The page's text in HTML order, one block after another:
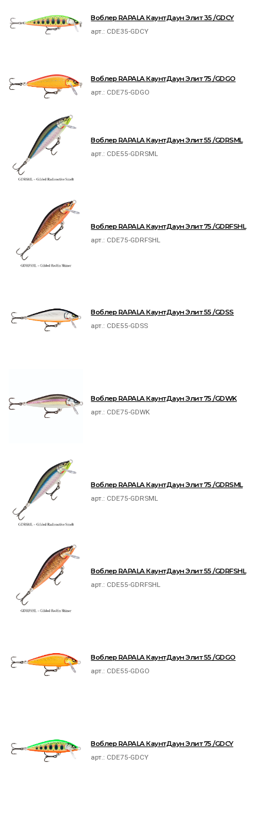
Воблер RAPALA КаунтДаун Элит 35 /GDCY
арт.: CDE35-GDCY
Воблер RAPALA КаунтДаун Элит 75 /GDGO
арт.: CDE75-GDGO
Воблер RAPALA КаунтДаун Элит 55 /GDRSML
арт.: CDE55-GDRSML
Воблер RAPALA КаунтДаун Элит 75 /GDRFSHL
арт.: CDE75-GDRFSHL
Воблер RAPALA КаунтДаун Элит 55 /GDSS
арт.: CDE55-GDSS
Воблер RAPALA КаунтДаун Элит 75 /GDWK
арт.: CDE75-GDWK
Воблер RAPALA КаунтДаун Элит 75 /GDRSML
арт.: CDE75-GDRSML
Воблер RAPALA КаунтДаун Элит 55 /GDRFSHL
арт.: CDE55-GDRFSHL
Воблер RAPALA КаунтДаун Элит 55 /GDGO
арт.: CDE55-GDGO
Воблер RAPALA КаунтДаун Элит 75 /GDCY
арт.: CDE75-GDCY